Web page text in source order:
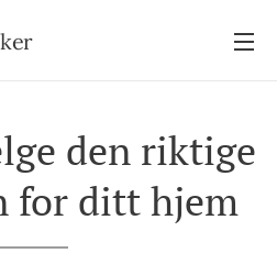
den riktige
for ditt hjem